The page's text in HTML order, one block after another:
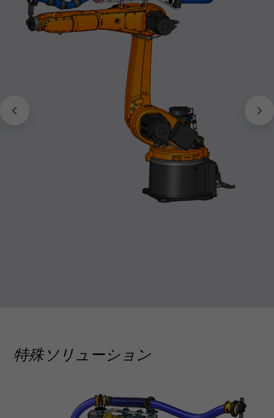
特殊ソリューション